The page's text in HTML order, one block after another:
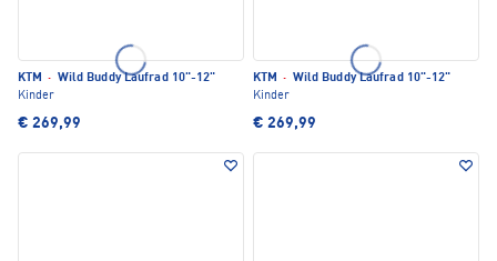
KTM · Wild Buddy Laufrad 10"-12"
Kinder
€ 269,99
KTM · Wild Buddy Laufrad 10"-12"
Kinder
€ 269,99